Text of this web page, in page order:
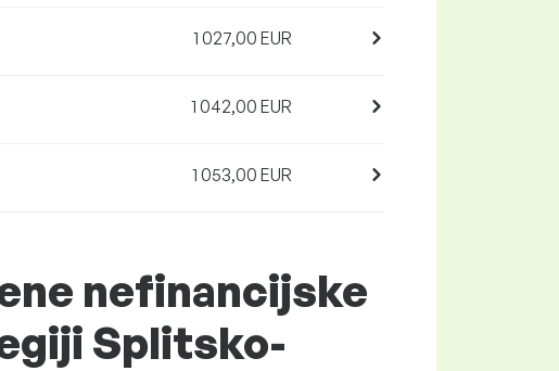
1 027,00 EUR
1 042,00 EUR
1 053,00 EUR
nefinancijske
Splitsko-